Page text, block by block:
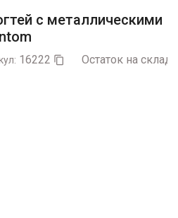
с металлическими
16222  Остаток на